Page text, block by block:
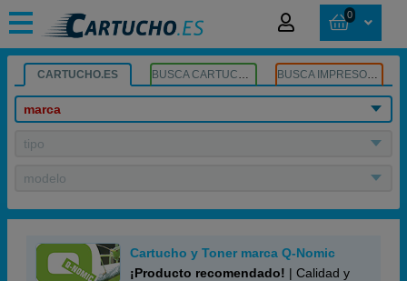
0
CARTUCHO.ES BUSCA CARTUCHOS BUSCA IMPRESORA
marca
tipo
modelo
Cartucho y Toner marca Q-Nomic
¡Producto recomendado! | Calidad y